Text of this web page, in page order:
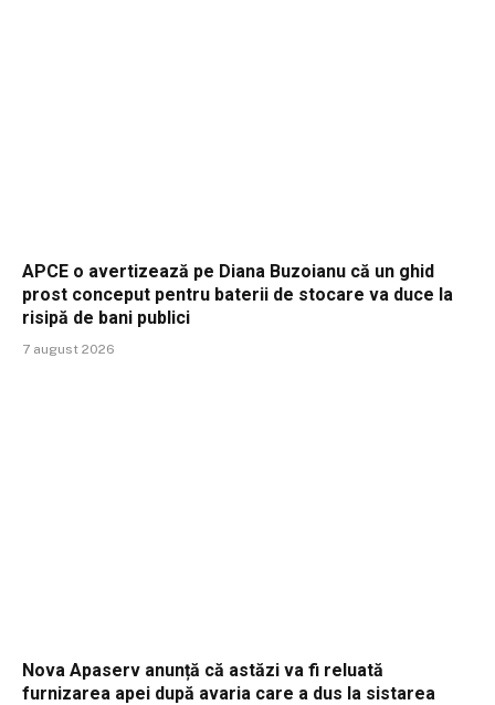
APCE o avertizează pe Diana Buzoianu că un ghid
prost conceput pentru baterii de stocare va duce la
risipă de bani publici
7 august 2026
Nova Apaserv anunță că astăzi va fi reluată
furnizarea apei după avaria care a dus la sistarea